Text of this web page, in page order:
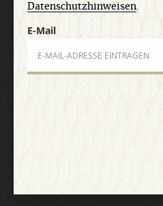
Informationen
E-Mail
Datenschutzhinweisen.
E-Mail